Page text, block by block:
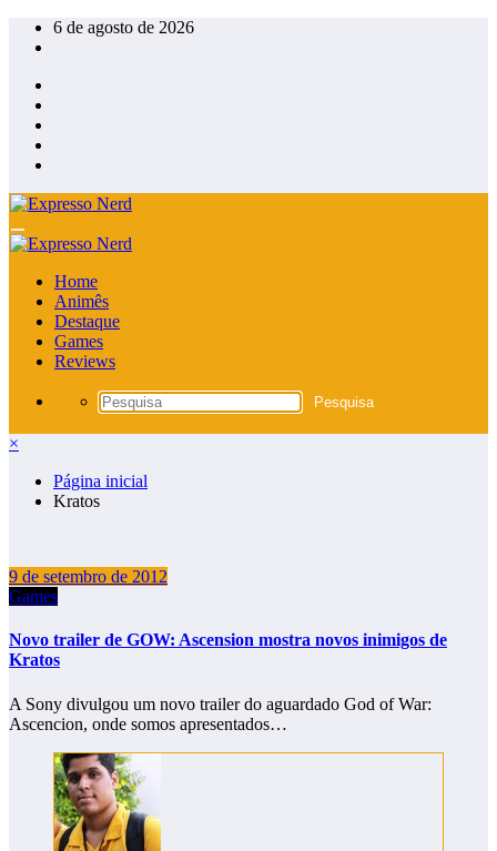
Pular
para
conteúdo
6 de agosto de 2026
Home
Animês
Destaque
Games
Reviews
×
Página inicial
Kratos
9 de setembro de 2012
Games
Novo trailer de GOW: Ascension mostra novos inimigos de
Kratos
A Sony divulgou um novo trailer do aguardado God of War:
Ascencion, onde somos apresentados…